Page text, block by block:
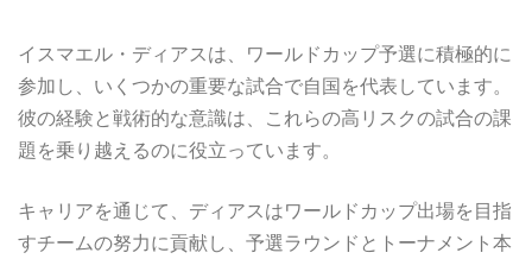
イスマエル・ディアスは、ワールドカップ予選に積極的に
参加し、いくつかの重要な試合で自国を代表しています。
彼の経験と戦術的な意識は、これらの高リスクの試合の課
題を乗り越えるのに役立っています。
キャリアを通じて、ディアスはワールドカップ出場を目指
すチームの努力に貢献し、予選ラウンドとトーナメント本